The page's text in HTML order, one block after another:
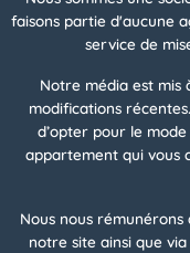
faisons partie d'aucune
service de
Notre média est mis
modifications
d’opter pour le
appartement qui vous
Nous nous
notre site ainsi que